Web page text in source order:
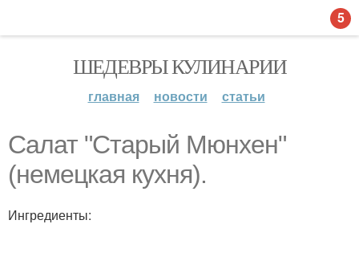
ШЕДЕВРЫ КУЛИНАРИИ
главная новости статьи
Салат "Старый Мюнхен"
(немецкая кухня).
Ингредиенты:
5